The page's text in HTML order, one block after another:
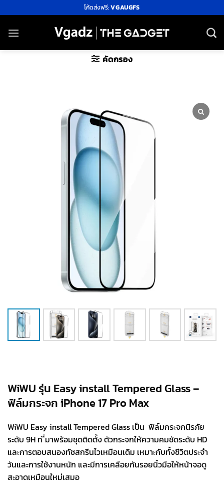
ไป
ยัง
โค้ดส่งฟรี:VGAUGFS
คัดกรอง
WiWU รุ่น Easy install Tempered Glass –
ฟิล์มกระจก iPhone 17 Pro Max
WiWU Easy install Tempered Glass เป็น ฟิล์มกระจกนิรภัย
ระดับ 9H ท ี่มาพร้อมชุดติดตั้ง ตัวกระจกให้ความคมชัดระดับ HD
และการตอบสนองทัชสกรีนไวเหมือนเดิม เหมาะกับทั้งชีวิตประจำ
วันและการใช้งานหนัก และมีการเคลือยกันรอยนิ้วมือให้หน้าจอดู
สะอาดเหมือนใหม่เสมอ